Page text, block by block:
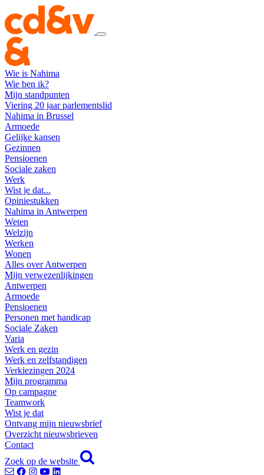
Wie is Nahima
Wie ben ik?
Mijn standpunten
Viering 20 jaar parlementslid
Nahima in Brussel
Armoede
Gelijke kansen
Gezinnen
Pensioenen
Sociale zaken
Werk
Wist je dat...
Opiniestukken
Nahima in Antwerpen
Weten
Welzijn
Werken
Wonen
Alles over Antwerpen
Mijn verwezenlijkingen
Antwerpen
Armoede
Pensioenen
Personen met handicap
Sociale Zaken
Varia
Werk en gezin
Werk en zelfstandigen
Verkiezingen 2024
Mijn programma
Op campagne
Teamwork
Wist je dat
Ontvang mijn nieuwsbrief
Overzicht nieuwsbrieven
Contact
Zoek op de website